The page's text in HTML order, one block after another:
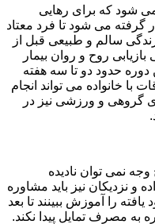
شود که برای رهایی
گرفته می شود تا فرد معتاد
سالم و طبیعی قبل از
روح و روان بیمار
حدود دو تا سه هفته
خانواده می تواند انجام
گروهی و ورزشی نیز در
وجه نمی توان نادیده
و نزدیکان نیز باید مشاوره
یافته را آموزش ببینند تا بعد
به مصرف تمایل پیدا نکند.